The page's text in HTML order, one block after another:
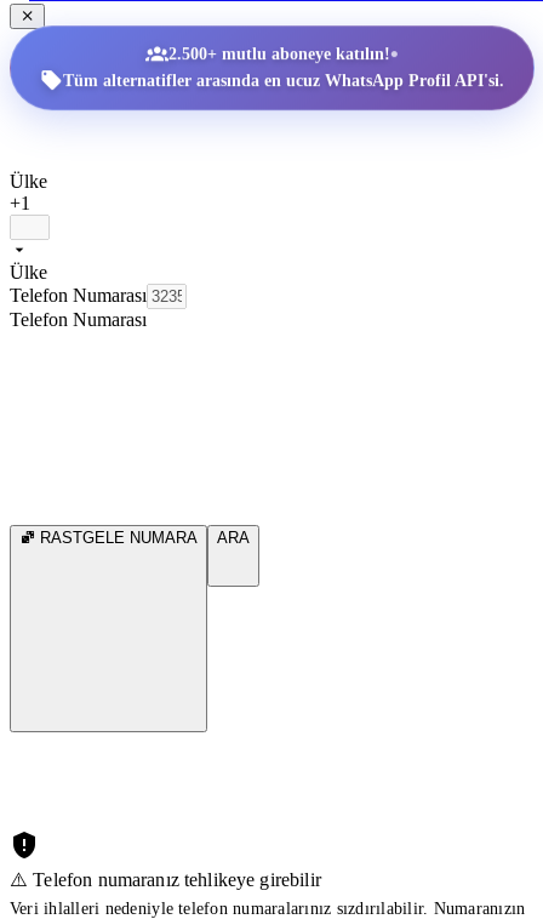
2.500+ mutlu aboneye katılın!•
Tüm alternatifler arasında en ucuz WhatsApp Profil API'si.
Ülke
+1
Ülke
Telefon Numarası
Telefon Numarası
RASTGELE NUMARA ARA
⚠️ Telefon numaranız tehlikeye girebilir
Veri ihlalleri nedeniyle telefon numaralarınız sızdırılabilir. Numaranızın